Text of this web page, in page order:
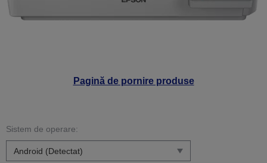
Pagină de pornire produse
Sistem de operare: